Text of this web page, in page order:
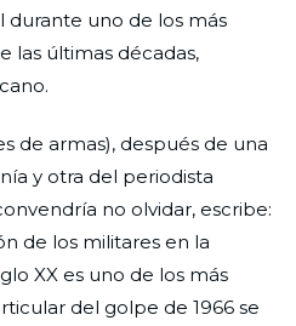
uno de los más
las últimas décadas,
de armas), después de una
y otra del periodista
no olvidar, escribe:
de los militares en la
XX es uno de los más
del golpe de 1966 se